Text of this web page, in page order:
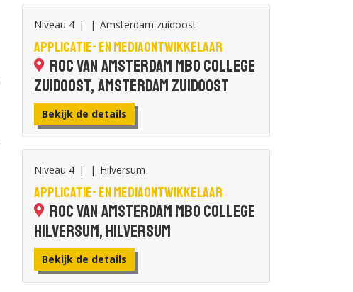
Niveau 4 | | Amsterdam zuidoost
Applicatie- en mediaontwikkelaar
ROC van Amsterdam MBO College
Zuidoost, Amsterdam zuidoost
Bekijk de details
Niveau 4 | | Hilversum
Applicatie- en mediaontwikkelaar
ROC van Amsterdam MBO College
Hilversum, Hilversum
Bekijk de details